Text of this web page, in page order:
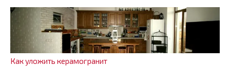
Как уложить керамогранит